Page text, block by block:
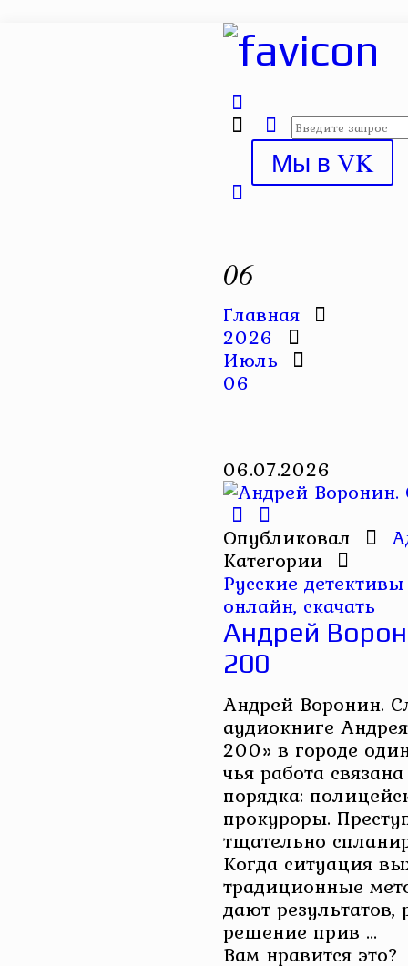
Мы в VK
06
Главная
2026
Июль
06
06.07.2026
Опубликовал
Категории
Русские
онлайн, скачать
Андрей
200
Андрей Воронин.
аудиокниге
200» в городе
чья работа
порядка:
прокуроры.
тщательно
Когда ситуация
традиционные
дают результатов,
решение прив ...
Вам нравится это?